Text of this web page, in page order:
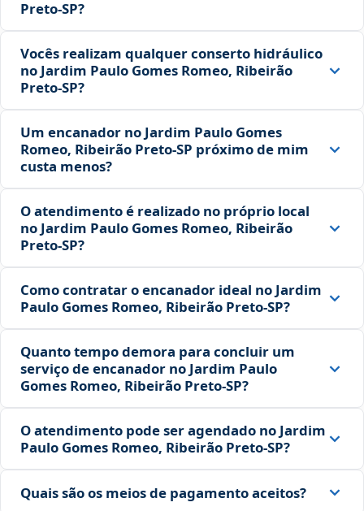
Preto‑SP?
Vocês realizam qualquer conserto hidráulico
no Jardim Paulo Gomes Romeo, Ribeirão
Preto‑SP?
Um encanador no Jardim Paulo Gomes
Romeo, Ribeirão Preto‑SP próximo de mim
custa menos?
O atendimento é realizado no próprio local
no Jardim Paulo Gomes Romeo, Ribeirão
Preto‑SP?
Como contratar o encanador ideal no Jardim
Paulo Gomes Romeo, Ribeirão Preto‑SP?
Quanto tempo demora para concluir um
serviço de encanador no Jardim Paulo
Gomes Romeo, Ribeirão Preto‑SP?
O atendimento pode ser agendado no Jardim
Paulo Gomes Romeo, Ribeirão Preto‑SP?
Quais são os meios de pagamento aceitos?